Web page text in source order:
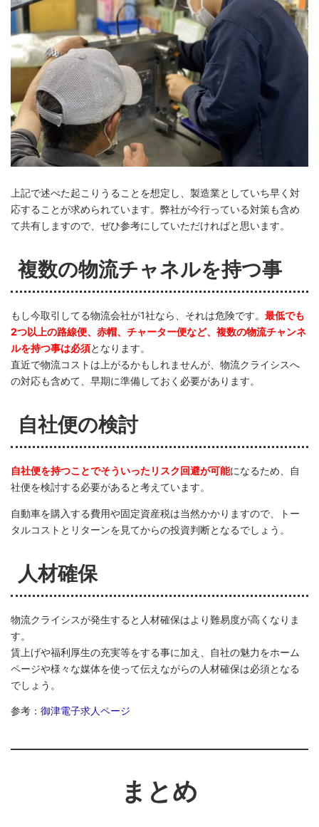
上記で述べた起こりうることを想定し、製造業としていち早く対
応することが求められています。弊社が今行っている対策も含め
て共有しますので、ぜひ参考にしていただければと思います。
複数の物流チャネルを持つ事
もし今取引してる物流会社が1社なら、それは危険です。 最低でも
2つ以上の路線便、赤帽、チャーター便など、複数の物流チャンネ
ルを持つ事は必須となります。
直近で物流コストは上がるかもしれませんが、物流クライシスへ
の対応も含めて、早期に準備しておく必要があります。
自社便の検討
自社便を持つことでそういったリスク回避が可能になるため、自
社便を検討する必要があると考えています。
自動車を購入する費用や固定資産税は当然かかりますので、トー
タルコストとリターンを見てからの投資判断となるでしょう。
人材確保
物流クライシスが発生すると人材確保はより難易度が高くなりま
す。
賃上げや福利厚生の充実等をする事に加え、自社の魅力をホーム
ページや様々な媒体を使って伝えながらの人材確保は必須となる
でしょう。
参考： 御津電子求人ページ
まとめ